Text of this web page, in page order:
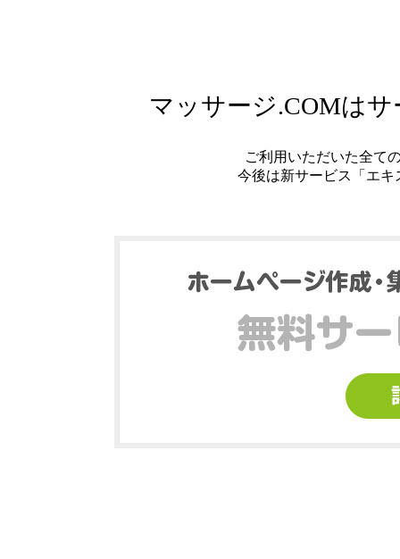
マッサージ.COMは
ご利用いただいた全て
今後は新サービス「エ